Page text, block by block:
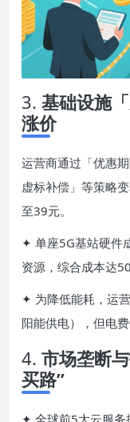
3. 基础设施
涨价
运营商通过「优惠
虚标补偿」等策略
至39元。
✦ 单座5G基站硬件
资源，综合成本达
✦ 为降低能耗，运
阳能供电），但电
4. 市场垄断
买路”
✦ 全球前5大云服务